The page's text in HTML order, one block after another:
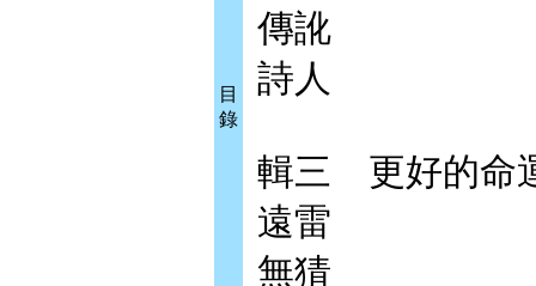
目
錄
傳訛
詩人
輯三 更好的命
遠雷
無猜